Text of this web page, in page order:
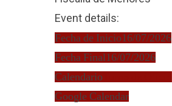
Event details:
Fecha de Inicio16/07/2026
Fecha Final 16/07/2026
Calendario
Google Calendar